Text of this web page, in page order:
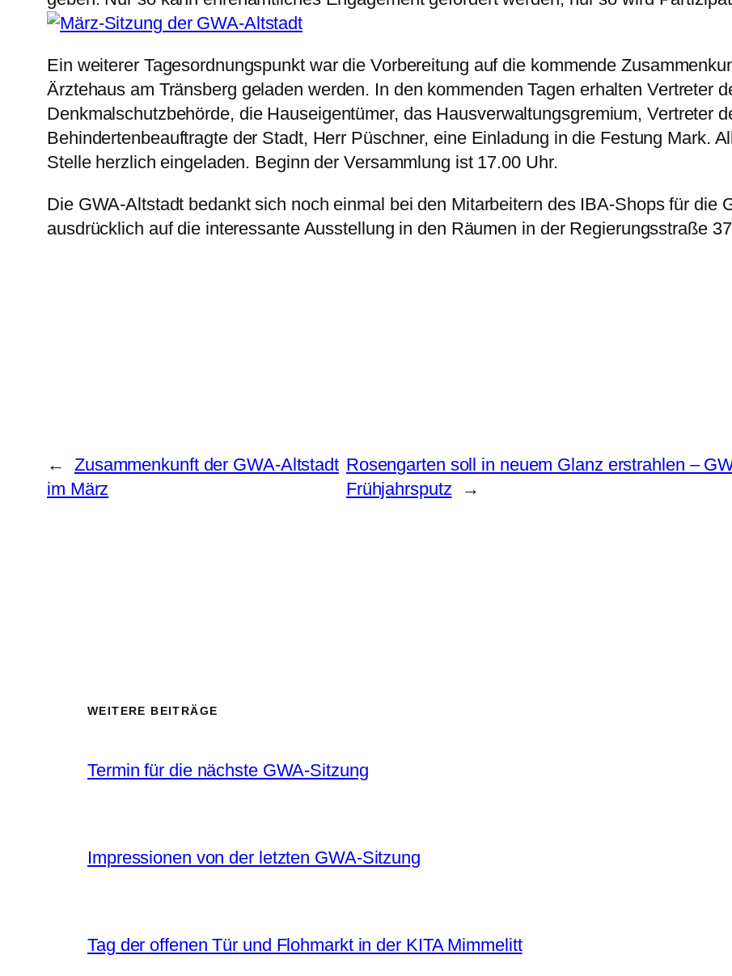
Ein weiterer Tagesordnungspunkt war die Vorbereitung auf die kommende
Ärztehaus am Tränsberg geladen werden. In den kommenden Tagen erhalten Vertreter
Denkmalschutzbehörde, die Hauseigentümer, das Hausverwaltungsgremium, Vertreter
Behindertenbeauftragte der Stadt, Herr Püschner, eine Einladung in die Festung Mark.
Stelle herzlich eingeladen. Beginn der Versammlung ist 17.00 Uhr.
Die GWA-Altstadt bedankt sich noch einmal bei den Mitarbeitern des IBA-Shops für die
ausdrücklich auf die interessante Ausstellung in den Räumen in der Regierungsstraße
←
Zusammenkunft der GWA-Altstadt
im März
Rosengarten soll in neuem Glanz erstrahlen –
Frühjahrsputz
→
WEITERE BEITRÄGE
Termin für die nächste GWA-Sitzung
Impressionen von der letzten GWA-Sitzung
Tag der offenen Tür und Flohmarkt in der KITA Mimmelitt